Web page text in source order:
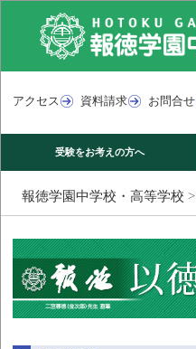
アクセス 資料請求 お問合せ
受験をお考えの方へ
報徳学園中学校・高等学校 >